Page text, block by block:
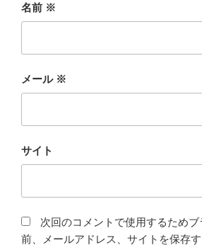
名前 ※
メール ※
サイト
次回のコメントで使用するため
前、メールアドレス、サイトを保存す